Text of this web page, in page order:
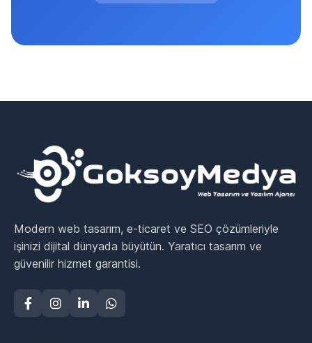
Modern web tasarım, e-ticaret ve SEO çözümleriyle
işinizi dijital dünyada büyütün. Yaratıcı tasarım ve
güvenilir hizmet garantisi.